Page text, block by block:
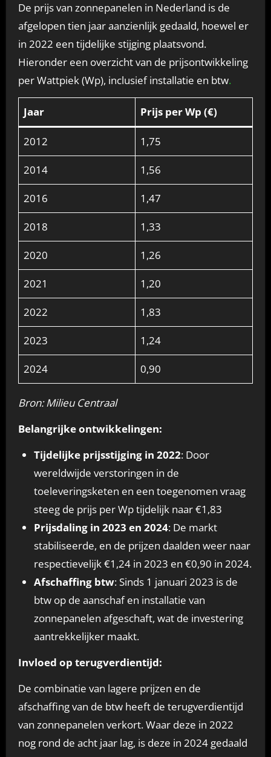
De prijs van zonnepanelen in Nederland is de
afgelopen tien jaar aanzienlijk gedaald, hoewel er
in 2022 een tijdelijke stijging plaatsvond.
Hieronder een overzicht van de prijsontwikkeling
per Wattpiek (Wp), inclusief installatie en btw.
Jaar Prijs per Wp (€)
2012 1,75
2014 1,56
2016 1,47
2018 1,33
2020 1,26
2021 1,20
2022 1,83
2023 1,24
2024 0,90
Bron: Milieu Centraal
Belangrijke ontwikkelingen:
Tijdelijke prijsstijging in 2022: Door
wereldwijde verstoringen in de
toeleveringsketen en een toegenomen vraag
steeg de prijs per Wp tijdelijk naar €1,83
Prijsdaling in 2023 en 2024: De markt
stabiliseerde, en de prijzen daalden weer naar
respectievelijk €1,24 in 2023 en €0,90 in 2024.
Afschaffing btw: Sinds 1 januari 2023 is de
btw op de aanschaf en installatie van
zonnepanelen afgeschaft, wat de investering
aantrekkelijker maakt.
Invloed op terugverdientijd:
De combinatie van lagere prijzen en de
afschaffing van de btw heeft de terugverdientijd
van zonnepanelen verkort. Waar deze in 2022
nog rond de acht jaar lag, is deze in 2024 gedaald